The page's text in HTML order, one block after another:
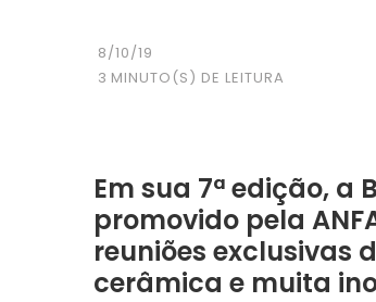
8/10/19
3 MINUTO(S) DE LEITURA
Em sua 7ª edição, a
promovido pela
reuniões exclusivas
cerâmica e muita